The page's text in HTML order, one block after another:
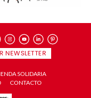
NEWSLETTER
SOLIDARIA
CONTACTO